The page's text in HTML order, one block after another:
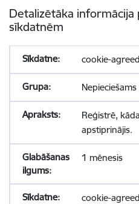
Detalizētāka
sīkdatnēm
cookie-
Nepieciešams
Reģistrē,
apstiprinājis.
1 mēnesis
cookie-agreed